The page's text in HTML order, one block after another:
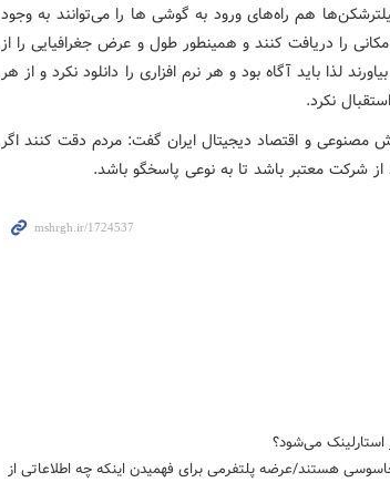
هم راه‌های ورود به گوشی ها را می‌توانند به وجود
را دریافت کنند و همینطور طول و عرض جغرافیایی را از
لذا باید آگاه بود و هر نرم افزاری را دانلود نکرد و از هر
نکرد.
و اقتصاد دیجیتال ایران گفت: مردم دقت کنند اگر
از شرکت معتبر باشد تا به نوعی پاسخگو باشد.
می‌شود؟
هستند/عرضه پلتفرمی برای فهمیدن اینکه چه اطلاعاتی از